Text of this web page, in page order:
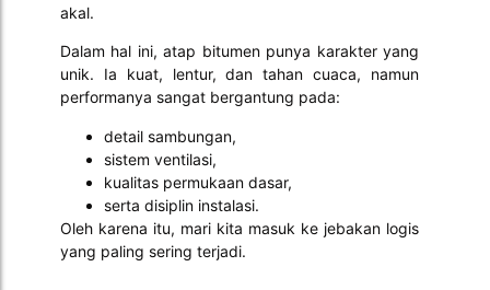
akal.
Dalam hal ini, atap bitumen punya karakter yang
unik. Ia kuat, lentur, dan tahan cuaca, namun
performanya sangat bergantung pada:
detail sambungan,
sistem ventilasi,
kualitas permukaan dasar,
serta disiplin instalasi.
Oleh karena itu, mari kita masuk ke jebakan logis
yang paling sering terjadi.